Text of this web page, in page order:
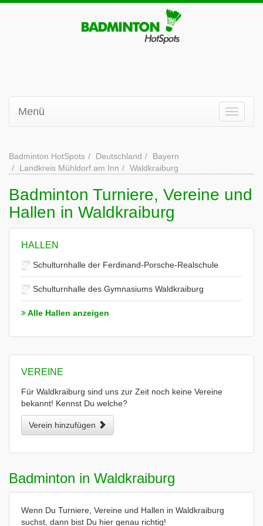
Menü
Badminton HotSpots Deutschland
Bayern
Landkreis Mühldorf am Inn
Waldkraiburg
Badminton Turniere, Vereine und
Hallen in Waldkraiburg
HALLEN
Schulturnhalle der Ferdinand-Porsche-Realschule
Schulturnhalle des Gymnasiums Waldkraiburg
Alle Hallen anzeigen
VEREINE
Für Waldkraiburg sind uns zur Zeit noch keine Vereine
bekannt! Kennst Du welche?
Verein hinzufügen
Badminton in Waldkraiburg
Wenn Du Turniere, Vereine und Hallen in Waldkraiburg
suchst, dann bist Du hier genau richtig!